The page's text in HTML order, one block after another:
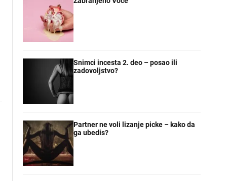
Snimci incesta 2. deo – posao ili
zadovoljstvo?
Partner ne voli lizanje picke – kako da
ga ubedis?